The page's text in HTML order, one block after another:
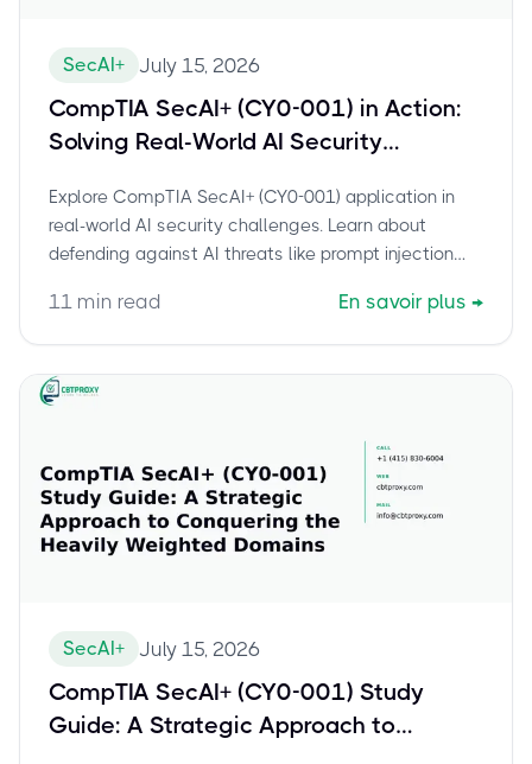
SecAI+ July 15, 2026
CompTIA SecAI+ (CY0-001) in Action:
Solving Real-World AI Security
Explore CompTIA SecAI+ (CY0-001) application in
real-world AI security challenges. Learn about
defending against AI threats like prompt injection
11 min read En savoir plus →
SecAI+ July 15, 2026
CompTIA SecAI+ (CY0-001) Study
Guide: A Strategic Approach to